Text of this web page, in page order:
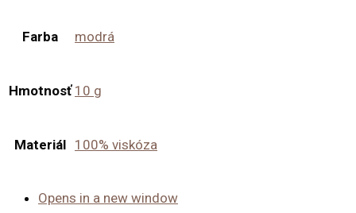
Farba modrá
Hmotnosť 10 g
Materiál 100% viskóza
Opens in a new window